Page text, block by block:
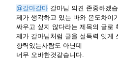
@갈마갈마 갈마님 의견 존중하겠
제가 생각하고 있는 바와 온도차이
싸우고 싶지 않다라는 제목의 글로
제가 갈마님처럼 글을 설득력 잇게
향력있는사람도 아닌데
너무 오바한것같습니다.